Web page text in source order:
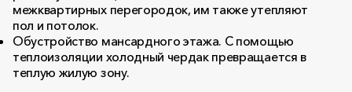
межквартирных перегородок, им также утепляют
пол и потолок.
Обустройство мансардного этажа. С помощью
теплоизоляции холодный чердак превращается в
теплую жилую зону.